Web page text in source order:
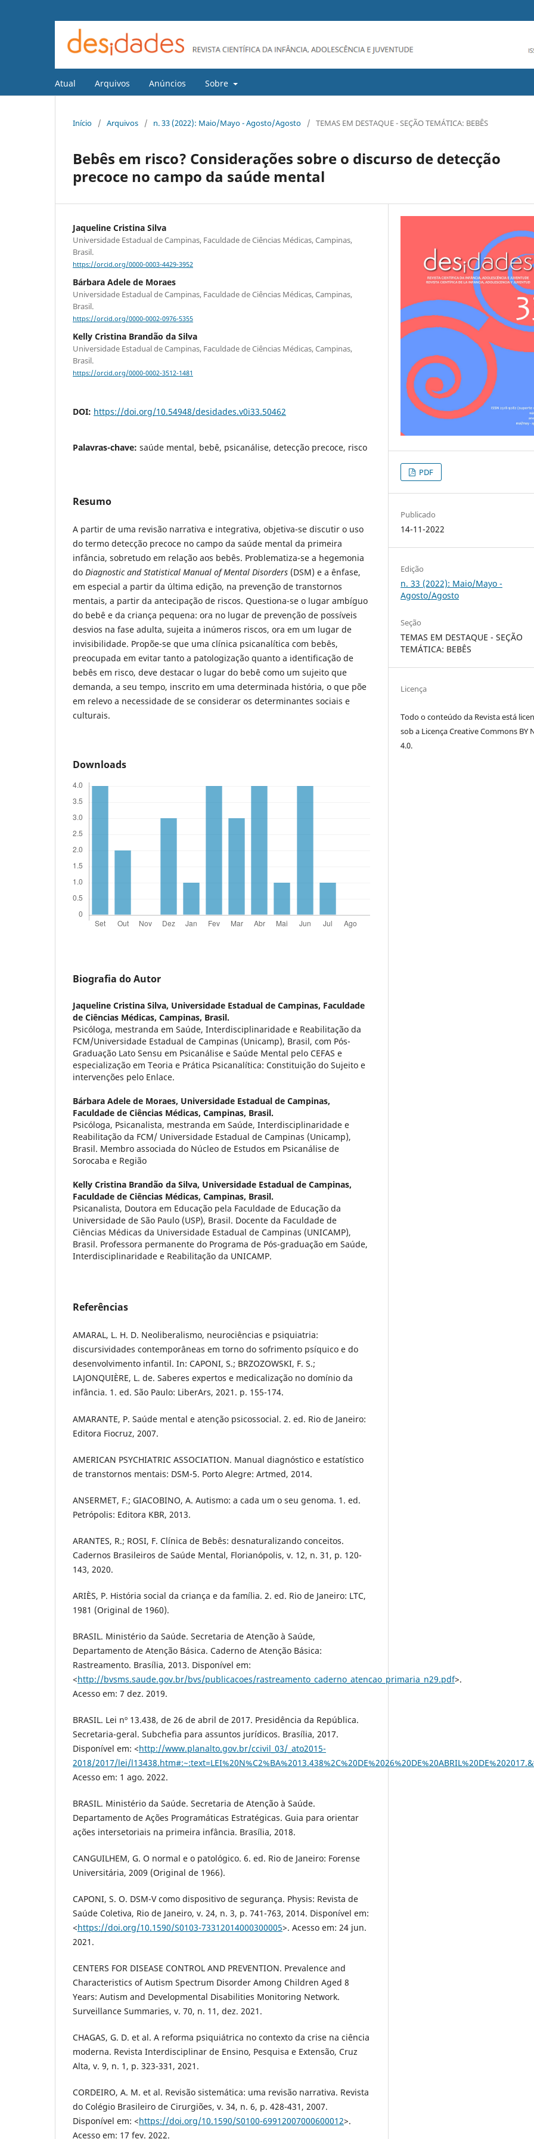
Atual Arquivos Anúncios Sobre
Início / Arquivos / n. 33 (2022): Maio/Mayo - Agosto/Agosto / TEMAS EM DESTAQUE - SEÇÃO TEMÁTICA: BEBÊS
Bebês em risco? Considerações sobre o discurso de detecção
precoce no campo da saúde mental
Jaqueline Cristina Silva
Universidade Estadual de Campinas, Faculdade de Ciências Médicas, Campinas,
Brasil.
https://orcid.org/0000-0003-4429-3952
Bárbara Adele de Moraes
Universidade Estadual de Campinas, Faculdade de Ciências Médicas, Campinas,
Brasil.
https://orcid.org/0000-0002-0976-5355
Kelly Cristina Brandão da Silva
Universidade Estadual de Campinas, Faculdade de Ciências Médicas, Campinas,
Brasil.
https://orcid.org/0000-0002-3512-1481
DOI: https://doi.org/10.54948/desidades.v0i33.50462
Palavras-chave: saúde mental, bebê, psicanálise, detecção precoce, risco
Resumo
A partir de uma revisão narrativa e integrativa, objetiva-se discutir o uso
do termo detecção precoce no campo da saúde mental da primeira
infância, sobretudo em relação aos bebês. Problematiza-se a hegemonia
do Diagnostic and Statistical Manual of Mental Disorders (DSM) e a ênfase,
em especial a partir da última edição, na prevenção de transtornos
mentais, a partir da antecipação de riscos. Questiona-se o lugar ambíguo
do bebê e da criança pequena: ora no lugar de prevenção de possíveis
desvios na fase adulta, sujeita a inúmeros riscos, ora em um lugar de
invisibilidade. Propõe-se que uma clínica psicanalítica com bebês,
preocupada em evitar tanto a patologização quanto a identificação de
bebês em risco, deve destacar o lugar do bebê como um sujeito que
demanda, a seu tempo, inscrito em uma determinada história, o que põe
em relevo a necessidade de se considerar os determinantes sociais e
culturais.
Downloads
Biografia do Autor
Jaqueline Cristina Silva, Universidade Estadual de Campinas, Faculdade
de Ciências Médicas, Campinas, Brasil.
Psicóloga, mestranda em Saúde, Interdisciplinaridade e Reabilitação da
FCM/Universidade Estadual de Campinas (Unicamp), Brasil, com Pós-
Graduação Lato Sensu em Psicanálise e Saúde Mental pelo CEFAS e
especialização em Teoria e Prática Psicanalítica: Constituição do Sujeito e
intervenções pelo Enlace.
Bárbara Adele de Moraes, Universidade Estadual de Campinas,
Faculdade de Ciências Médicas, Campinas, Brasil.
Psicóloga, Psicanalista, mestranda em Saúde, Interdisciplinaridade e
Reabilitação da FCM/ Universidade Estadual de Campinas (Unicamp),
Brasil. Membro associada do Núcleo de Estudos em Psicanálise de
Sorocaba e Região
Kelly Cristina Brandão da Silva, Universidade Estadual de Campinas,
Faculdade de Ciências Médicas, Campinas, Brasil.
Psicanalista, Doutora em Educação pela Faculdade de Educação da
Universidade de São Paulo (USP), Brasil. Docente da Faculdade de
Ciências Médicas da Universidade Estadual de Campinas (UNICAMP),
Brasil. Professora permanente do Programa de Pós-graduação em Saúde,
Interdisciplinaridade e Reabilitação da UNICAMP.
Referências
AMARAL, L. H. D. Neoliberalismo, neurociências e psiquiatria:
discursividades contemporâneas em torno do sofrimento psíquico e do
desenvolvimento infantil. In: CAPONI, S.; BRZOZOWSKI, F. S.;
LAJONQUIÈRE, L. de. Saberes expertos e medicalização no domínio da
infância. 1. ed. São Paulo: LiberArs, 2021. p. 155-174.
AMARANTE, P. Saúde mental e atenção psicossocial. 2. ed. Rio de Janeiro:
Editora Fiocruz, 2007.
AMERICAN PSYCHIATRIC ASSOCIATION. Manual diagnóstico e estatístico
de transtornos mentais: DSM-5. Porto Alegre: Artmed, 2014.
ANSERMET, F.; GIACOBINO, A. Autismo: a cada um o seu genoma. 1. ed.
Petrópolis: Editora KBR, 2013.
ARANTES, R.; ROSI, F. Clínica de Bebês: desnaturalizando conceitos.
Cadernos Brasileiros de Saúde Mental, Florianópolis, v. 12, n. 31, p. 120-
143, 2020.
ARIÈS, P. História social da criança e da família. 2. ed. Rio de Janeiro: LTC,
1981 (Original de 1960).
BRASIL. Ministério da Saúde. Secretaria de Atenção à Saúde,
Departamento de Atenção Básica. Caderno de Atenção Básica:
Rastreamento. Brasília, 2013. Disponível em:
<http://bvsms.saude.gov.br/bvs/publicacoes/rastreamento_caderno_atencao_primaria_n29.pdf>.
Acesso em: 7 dez. 2019.
BRASIL. Lei nº 13.438, de 26 de abril de 2017. Presidência da República.
Secretaria-geral. Subchefia para assuntos jurídicos. Brasília, 2017.
Disponível em: <http://www.planalto.gov.br/ccivil_03/_ato2015-
2018/2017/lei/
Acesso em: 1 ago. 2022.
BRASIL. Ministério da Saúde. Secretaria de Atenção à Saúde.
Departamento de Ações Programáticas Estratégicas. Guia para orientar
ações intersetoriais na primeira infância. Brasília, 2018.
CANGUILHEM, G. O normal e o patológico. 6. ed. Rio de Janeiro: Forense
Universitária, 2009 (Original de 1966).
CAPONI, S. O. DSM-V como dispositivo de segurança. Physis: Revista de
Saúde Coletiva, Rio de Janeiro, v. 24, n. 3, p. 741-763, 2014. Disponível em:
<https://doi.org/10.1590/S0103-73312014000300005>. Acesso em: 24 jun.
2021.
CENTERS FOR DISEASE CONTROL AND PREVENTION. Prevalence and
Characteristics of Autism Spectrum Disorder Among Children Aged 8
Years: Autism and Developmental Disabilities Monitoring Network.
Surveillance Summaries, v. 70, n. 11, dez. 2021.
CHAGAS, G. D. et al. A reforma psiquiátrica no contexto da crise na ciência
moderna. Revista Interdisciplinar de Ensino, Pesquisa e Extensão, Cruz
Alta, v. 9, n. 1, p. 323-331, 2021.
CORDEIRO, A. M. et al. Revisão sistemática: uma revisão narrativa. Revista
do Colégio Brasileiro de Cirurgiões, v. 34, n. 6, p. 428-431, 2007.
Disponível em: <https://doi.org/10.1590/S0100-69912007000600012>.
Acesso em: 17 fev. 2022.
PDF
Publicado
14-11-2022
Edição
n. 33 (2022): Maio/Mayo -
Agosto/Agosto
Seção
TEMAS EM DESTAQUE - SEÇÃO
TEMÁTICA: BEBÊS
Licença
Todo o conteúdo da Revista está
sob a Licença Creative Commons BY
4.0.